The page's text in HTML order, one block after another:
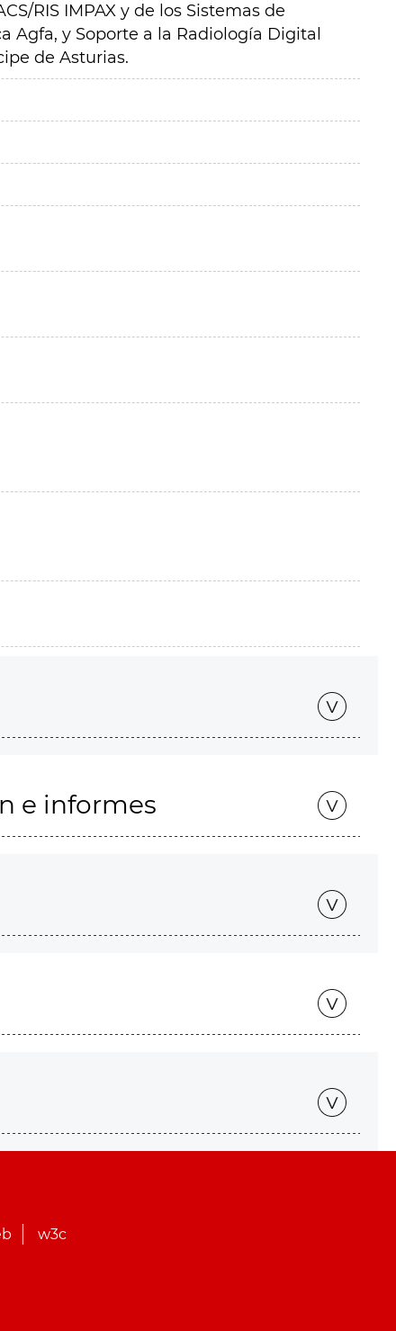
RIS IMPAX y de los Sistemas de
Agfa, y Soporte a la Radiología Digital
de Asturias.
e informes
w3c